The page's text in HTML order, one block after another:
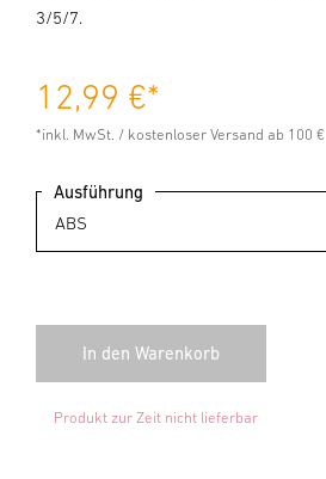
3/5/7.
12,99 €*
*inkl. MwSt. / kostenloser Versand ab 100 €
Ausführung
Produkt zur Zeit nicht lieferbar